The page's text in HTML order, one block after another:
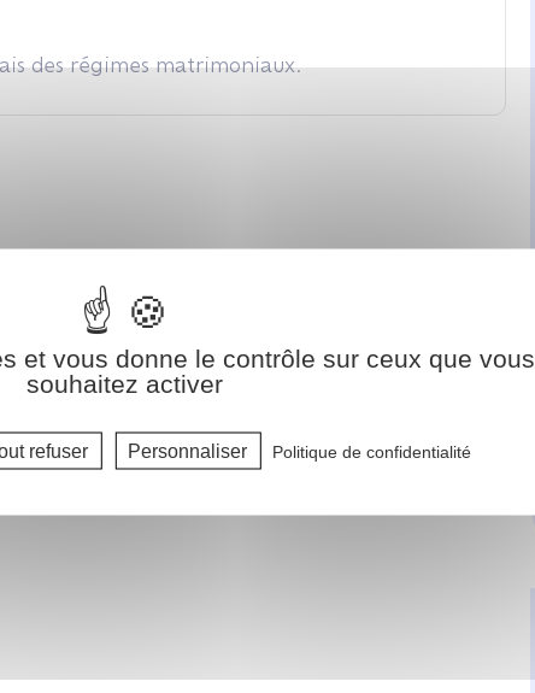
des régimes matrimoniaux.
et vous donne le contrôle sur ceux que vous
souhaitez activer
refuser Personnaliser Politique de confidentialité